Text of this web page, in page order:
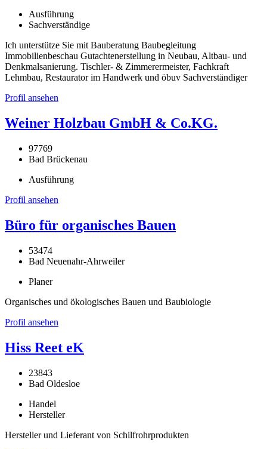
Ausführung
Sachverständige
Ich unterstütze Sie mit Bauberatung Baubegleitung
Immobilienbeschau Gutachtenerstellung in Neubau, Altbau- und
Denkmalsanierung. Tischler- & Zimmerermeister, Fachkraft
Lehmbau, Restaurator im Handwerk und öbuv Sachverständiger
Profil ansehen
Weiner Holzbau GmbH & Co.KG.
97769
Bad Brückenau
Ausführung
Profil ansehen
Büro für organisches Bauen
53474
Bad Neuenahr-Ahrweiler
Planer
Organisches und ökologisches Bauen und Baubiologie
Profil ansehen
Hiss Reet eK
23843
Bad Oldesloe
Handel
Hersteller
Hersteller und Lieferant von Schilfrohrprodukten